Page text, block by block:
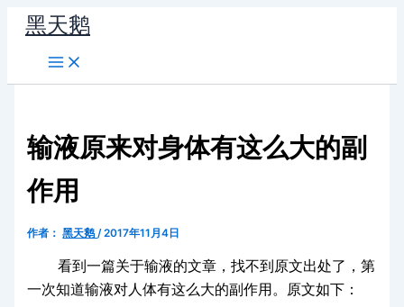
容
黑天鹅
输液原来对身体有这么大的副
作用
作者： 黑天鹅/2017年11月4日
看到一篇关于输液的文章，找不到原文出处了，第
一次知道输液对人体有这么大的副作用。原文如下：